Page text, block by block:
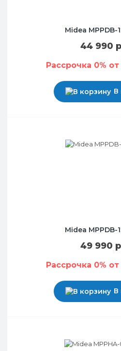
Midea MPPDB-
44 990
Рассрочка 0%
В
Midea MPPDB-
49 990
Рассрочка 0%
В